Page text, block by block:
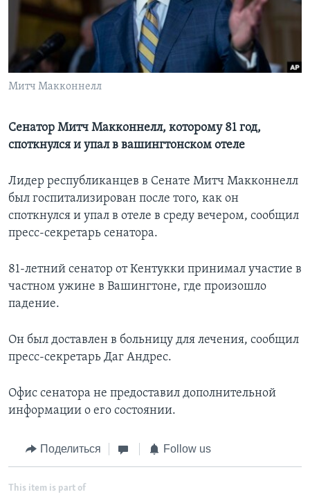
Learning English
СОЦИАЛЬНЫЕ СЕТИ
Языки
Митч Макконнелл
Сенатор Митч Макконнелл, которому 81 год,
споткнулся и упал в вашингтонском отеле
Лидер республиканцев в Сенате Митч Макконнелл
был госпитализирован после того, как он
споткнулся и упал в отеле в среду вечером, сообщил
пресс-секретарь сенатора.
81-летний сенатор от Кентукки принимал участие в
частном ужине в Вашингтоне, где произошло
падение.
Он был доставлен в больницу для лечения, сообщил
пресс-секретарь Даг Андрес.
Офис сенатора не предоставил дополнительной
информации о его состоянии.
Поделиться Follow us
This item is part of